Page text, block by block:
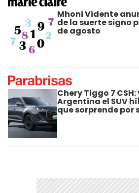
Mhoni Vidente
de la suerte signo
de agosto
Chery Tiggo 7
Argentina el SUV
que sorprende por